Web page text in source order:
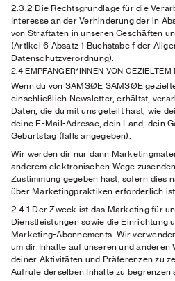
2.3.2 Die Rechtsgrundlagefür die
Interesse an der Verhinderung der in
von Straftaten in unseren Geschäften
(Artikel 6 Absatz 1 Buchstabe f der
Datenschutzverordnung).
2.4 EMPFÄNGER*INNEN VON GEZIELTEM
Wenn du von SAMSØE SAMSØE
einschließlich Newsletter, erhältst,
Daten, die du mit uns geteilt hast, wie
deine E-Mail-Adresse, dein Land, dein
Geburtstag (falls angegeben).
Wir werden dir nur dann
anderem elektronischen Wege
Zustimmung gegeben hast, sofern dies
über Marketingpraktiken erforderlich
2.4.1 Der Zweck ist das Marketing für
Dienstleistungen sowie die Einrichtung
Marketing-Abonnements. Wir
um dir Inhalte auf unseren und anderen
deiner Aktivitäten und Präferenzen zu
Aufrufe derselben Inhalte zu begrenzen